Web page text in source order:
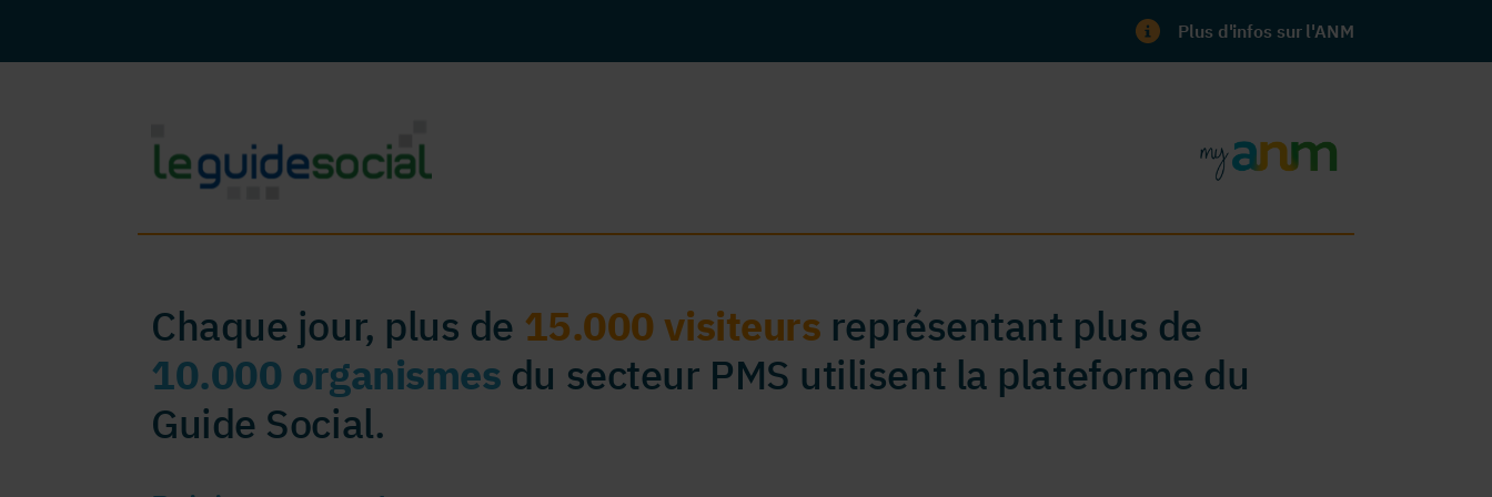
Plus d'infos sur l'ANM
Chaque jour, plus de 15.000 visiteurs représentant plus de
10.000 organismes du secteur PMS utilisent la plateforme du
Guide Social.